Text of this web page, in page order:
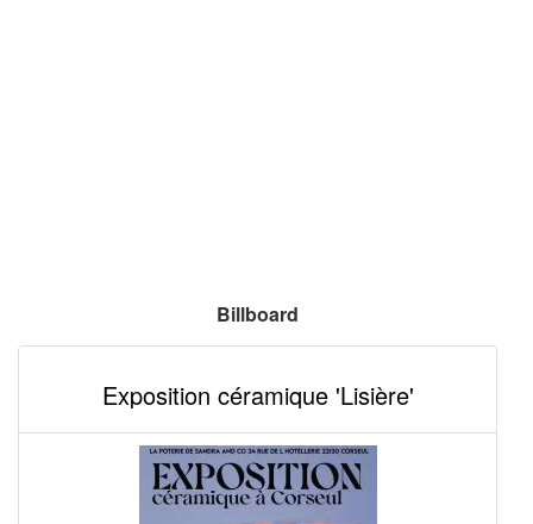
Billboard
Exposition céramique 'Lisière'